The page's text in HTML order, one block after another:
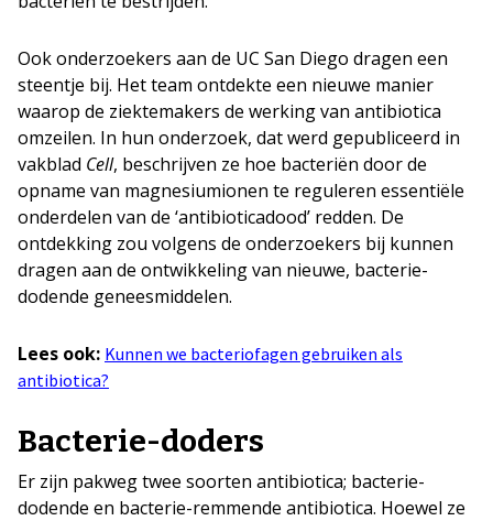
Ook onderzoekers aan de UC San Diego dragen een
steentje bij. Het team ontdekte een nieuwe manier
waarop de ziektemakers de werking van antibiotica
omzeilen. In hun onderzoek, dat werd gepubliceerd in
vakblad Cell, beschrijven ze hoe bacteriën door de
opname van magnesiumionen te reguleren essentiële
onderdelen van de ‘antibioticadood’ redden. De
ontdekking zou volgens de onderzoekers bij kunnen
dragen aan de ontwikkeling van nieuwe, bacterie-
dodende geneesmiddelen.
Lees ook: Kunnen we bacteriofagen gebruiken als
antibiotica?
Bacterie-doders
Er zijn pakweg twee soorten antibiotica; bacterie-
dodende en bacterie-remmende antibiotica. Hoewel ze